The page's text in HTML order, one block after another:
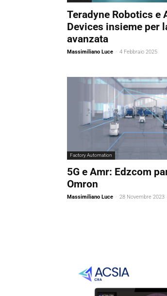
Teradyne Robotics e
Devices insieme per
avanzata
Massimiliano Luce - 4 Febbraio 2025
Factory Automation
5G e Amr: Edzcom
Omron
Massimiliano Luce - 28 Novembre 2023